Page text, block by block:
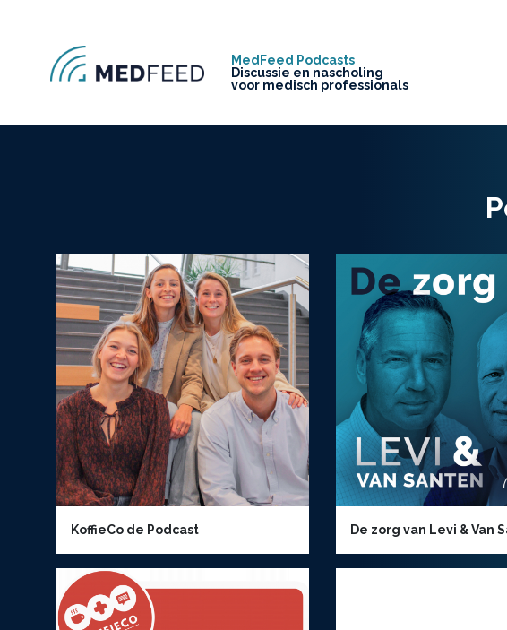
MedFeed Podcasts
Discussie en nascholing
voor medisch professionals
KoffieCo de Podcast De zorg van Levi & Van